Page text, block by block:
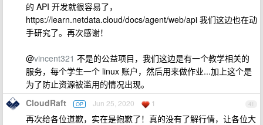
的 API 开发就很容易了，
https://learn.netdata.cloud/docs/agent/web/api 我们这边也在动
手研究了。再次感谢！
@vincent321 不是的公益项目，我们这边是有一个教学相关的
服务，每个学生一个 linux 账户，然后用来做作业...加上这个是
为了防止资源被滥用的情况出现。
41
CloudRaft OP Jun 25, 2020 1
再次给各位道歉，实在是抱歉了！真的没有了解行情，让各位大